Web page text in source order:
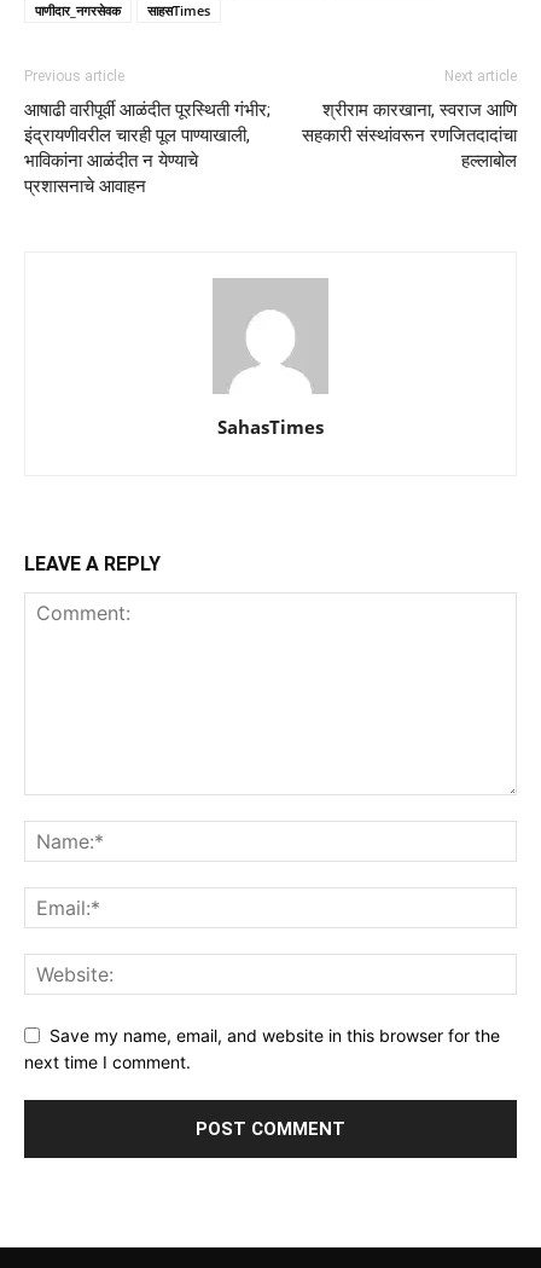
पाणीदार_नगरसेवक
साहसTimes
Previous article
आषाढी वारीपूर्वी आळंदीत पूरस्थिती गंभीर;
इंद्रायणीवरील चारही पूल पाण्याखाली,
भाविकांना आळंदीत न येण्याचे
प्रशासनाचे आवाहन
Next article
श्रीराम कारखाना, स्वराज आणि
सहकारी संस्थांवरून रणजितदादांचा
हल्लाबोल
SahasTimes
LEAVE A REPLY
Save my name, email, and website in this browser for the
next time I comment.